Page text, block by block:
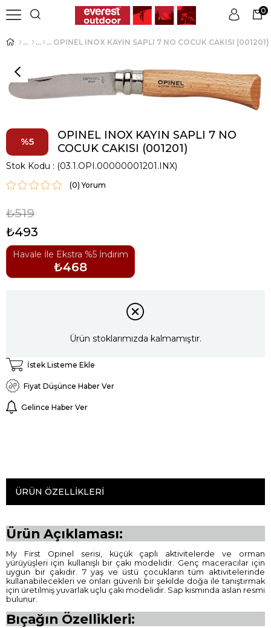
Üye Girişi Üye Ol
0
OPINEL INOX KAYIN SAPLI 7 NO COCUK CAKISI (001201)
5
OPINEL INOX KAYIN SAPLI 7 NO
COCUK CAKISI (001201)
Stok Kodu (03.1.OPI.00000001201.INX)
(0)
₺519
₺493
Havale İle Ekstra %5 İndirim
₺468
Ürün stoklarımızda kalmamıştır.
İstek Listeme Ekle
Fiyat Düşünce Haber Ver
Gelince Haber Ver
ÜRÜN ÖZELLIKLERI
Ürün Açıklaması:
My First Opinel serisi, küçük çaplı aktivitelerde ve orman
yürüyüşleri için kullanışlı bir çakı modelidir. Genç maceracılar için
uygun bir çakıdır. 7 yaş ve üstü çocukların tüm aktivitelerinde
kullanabilecekleri ve onları güvenli bir şekilde doğa ile tanıştırmak
için üretilmiş yuvarlak uçlu çakı modelidir. Sap kısmında aslan resmi
bulunur.
Bıçağın Özellikleri: